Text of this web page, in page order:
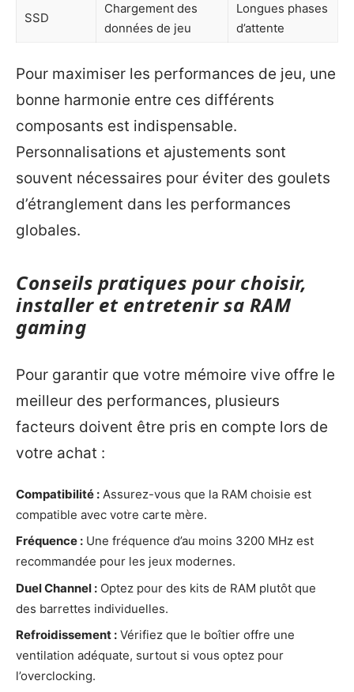
SSD
Chargement des
données de jeu
Longues phases
d’attente
Pour maximiser les performances de jeu, une
bonne harmonie entre ces différents
composants est indispensable.
Personnalisations et ajustements sont
souvent nécessaires pour éviter des goulets
d’étranglement dans les performances
globales.
Conseils pratiques pour choisir,
installer et entretenir sa RAM
gaming
Pour garantir que votre mémoire vive offre le
meilleur des performances, plusieurs
facteurs doivent être pris en compte lors de
votre achat :
Compatibilité : Assurez-vous que la RAM choisie est
compatible avec votre carte mère.
Fréquence : Une fréquence d’au moins 3200 MHz est
recommandée pour les jeux modernes.
Duel Channel : Optez pour des kits de RAM plutôt que
des barrettes individuelles.
Refroidissement : Vérifiez que le boîtier offre une
ventilation adéquate, surtout si vous optez pour
l’overclocking.